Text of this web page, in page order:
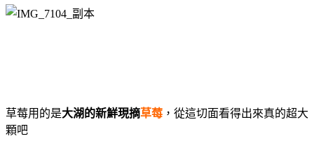
草莓用的是大湖的新鮮現摘草莓 ，從這切面看得出來真的超大
顆吧